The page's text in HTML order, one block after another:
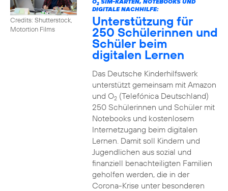
Credits: Shutterstock,
Motortion Films
2
DIGITALE NACHHILFE:
Unterstützung für
250 Schülerinnen und
Schüler beim
digitalen Lernen
Das Deutsche Kinderhilfswerk
unterstützt gemeinsam mit Amazon
und O2(Telefónica Deutschland)
250 Schülerinnen und Schüler mit
Notebooks und kostenlosem
Internetzugang beim digitalen
Lernen. Damit soll Kindern und
Jugendlichen aus sozial und
finanziell benachteiligten Familien
geholfen werden, die in der
Corona-Krise unter besonderen